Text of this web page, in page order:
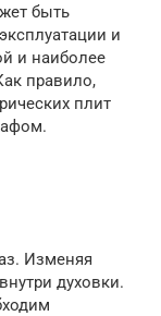
быть
и
и наиболее
правило,
плит
Изменяя
духовки.